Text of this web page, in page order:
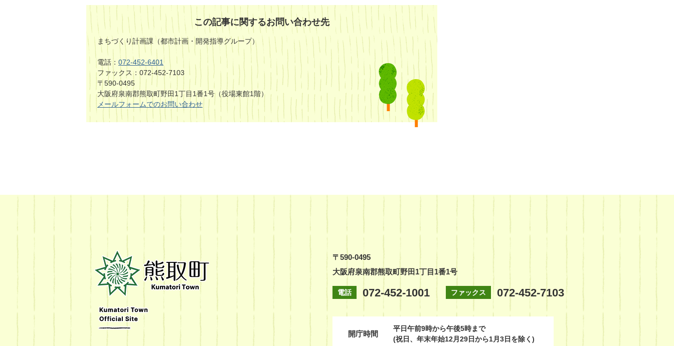
この記事に関するお問い合わせ先
まちづくり計画課（都市計画・開発指導グループ）
電話： 072-452-6401
ファックス：072-452-7103
〒590-0495
大阪府泉南郡熊取町野田1丁目1番1号（役場東館1階）
メールフォームでのお問い合わせ
町
Kumatori
Town
Official
Site
〒590-0495
大阪府泉南郡熊取町野田1丁目1番1号
電話 072-452-1001 ファックス 072-452-7103
開庁時間
平日午前9時から午後5時まで
(祝日、年末年始12月29日から1月3日を除く)